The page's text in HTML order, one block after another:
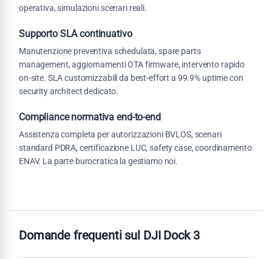
operativa, simulazioni scenari reali.
Supporto SLA continuativo
Manutenzione preventiva schedulata, spare parts
management, aggiornamenti OTA firmware, intervento rapido
on-site. SLA customizzabili da best-effort a 99.9% uptime con
security architect dedicato.
Compliance normativa end-to-end
Assistenza completa per autorizzazioni BVLOS, scenari
standard PDRA, certificazione LUC, safety case, coordinamento
ENAV. La parte burocratica la gestiamo noi.
Domande frequenti sul DJI Dock 3